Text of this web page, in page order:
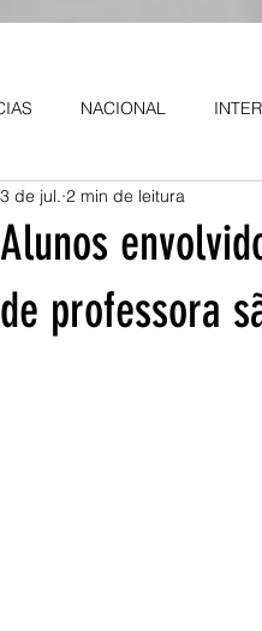
NACIONAL
DESTAQUE
Alunos
de professora
3 de jul. 2 min de leitura